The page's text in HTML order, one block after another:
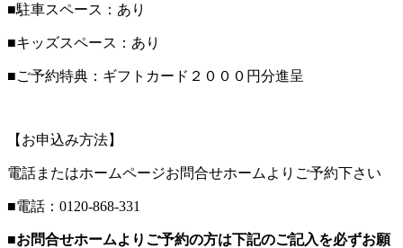
■駐車スペース：あり
■キッズスペース：あり
■ご予約特典：ギフトカード２０００円分進呈
【お申込み方法】
電話またはホームページお問合せホームよりご予約下さい
■電話：0120-868-331
■お問合せホームよりご予約の方は下記のご記入を必ずお願